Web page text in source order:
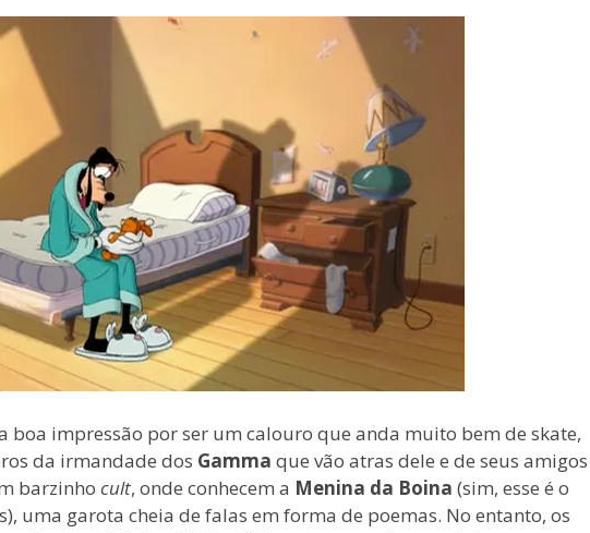
boa impressão por ser um calouro que anda muito bem de skate,
da irmandade dos Gamma que vão atras dele e de seus amigos
barzinho cult, onde conhecem a Menina da Boina (sim, esse é o
uma garota cheia de falas em forma de poemas. No entanto, os